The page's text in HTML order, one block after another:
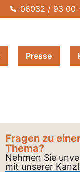
06032 / 93 00
Presse
Fragen zu
Thema?
Nehmen Sie
mit unserer